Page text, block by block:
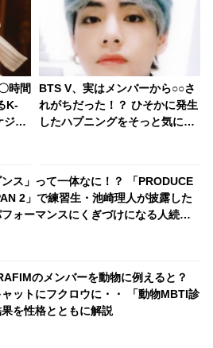
時間
K-
ジュ
BTS V、実はメンバーから○○さ
れがちだった！？ ひそかに発生
したハプニングをそっと気にす
ンス」って一体なに！？ 「PRODUCE
2」で練習生・池崎理人が披露した
ォーマンスにくぎづけになる人続
のメンバーを動物に例えると？
ャットにフクロウに・・ 「動物MBTI診
を性格とともに解説